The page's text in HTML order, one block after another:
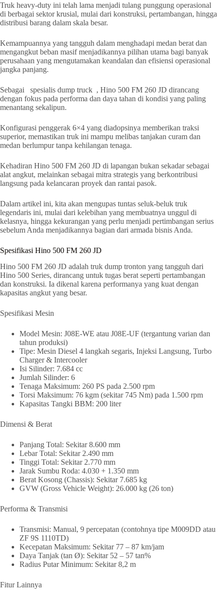
Truk heavy-duty ini telah lama menjadi tulang punggung operasional
di berbagai sektor krusial, mulai dari konstruksi, pertambangan, hingga
distribusi barang dalam skala besar.
Kemampuannya yang tangguh dalam menghadapi medan berat dan
mengangkut beban masif menjadikannya pilihan utama bagi banyak
perusahaan yang mengutamakan keandalan dan efisiensi operasional
jangka panjang.
Sebagai spesialis dump truck , Hino 500 FM 260 JD dirancang
dengan fokus pada performa dan daya tahan di kondisi yang paling
menantang sekalipun.
Konfigurasi penggerak 6×4 yang diadopsinya memberikan traksi
superior, memastikan truk ini mampu melibas tanjakan curam dan
medan berlumpur tanpa kehilangan tenaga.
Kehadiran Hino 500 FM 260 JD di lapangan bukan sekadar sebagai
alat angkut, melainkan sebagai mitra strategis yang berkontribusi
langsung pada kelancaran proyek dan rantai pasok.
Dalam artikel ini, kita akan mengupas tuntas seluk-beluk truk
legendaris ini, mulai dari kelebihan yang membuatnya unggul di
kelasnya, hingga kekurangan yang perlu menjadi pertimbangan serius
sebelum Anda menjadikannya bagian dari armada bisnis Anda.
Spesifikasi Hino 500 FM 260 JD
Hino 500 FM 260 JD adalah truk dump tronton yang tangguh dari
Hino 500 Series, dirancang untuk tugas berat seperti pertambangan
dan konstruksi. Ia dikenal karena performanya yang kuat dengan
kapasitas angkut yang besar.
Spesifikasi Mesin
Model Mesin: J08E-WE atau J08E-UF (tergantung varian dan
tahun produksi)
Tipe: Mesin Diesel 4 langkah segaris, Injeksi Langsung, Turbo
Charger & Intercooler
Isi Silinder: 7.684 cc
Jumlah Silinder: 6
Tenaga Maksimum: 260 PS pada 2.500 rpm
Torsi Maksimum: 76 kgm (sekitar 745 Nm) pada 1.500 rpm
Kapasitas Tangki BBM: 200 liter
Dimensi & Berat
Panjang Total: Sekitar 8.600 mm
Lebar Total: Sekitar 2.490 mm
Tinggi Total: Sekitar 2.770 mm
Jarak Sumbu Roda: 4.030 + 1.350 mm
Berat Kosong (Chassis): Sekitar 7.685 kg
GVW (Gross Vehicle Weight): 26.000 kg (26 ton)
Performa & Transmisi
Transmisi: Manual, 9 percepatan (contohnya tipe M009DD atau
ZF 9S 1110TD)
Kecepatan Maksimum: Sekitar 77 – 87 km/jam
Daya Tanjak (tan Ø): Sekitar 52 – 57 tan%
Radius Putar Minimum: Sekitar 8,2 m
Fitur Lainnya